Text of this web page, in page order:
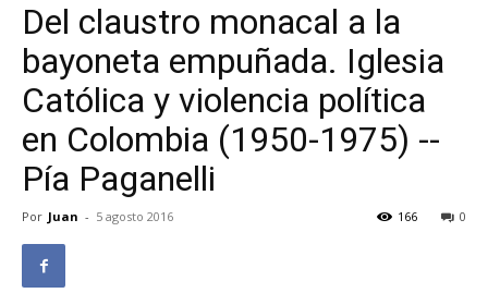
Del claustro monacal a la
bayoneta empuñada. Iglesia
Católica y violencia política
en Colombia (1950-1975) --
Pía Paganelli
Por Juan - 5 agosto 2016 0
166